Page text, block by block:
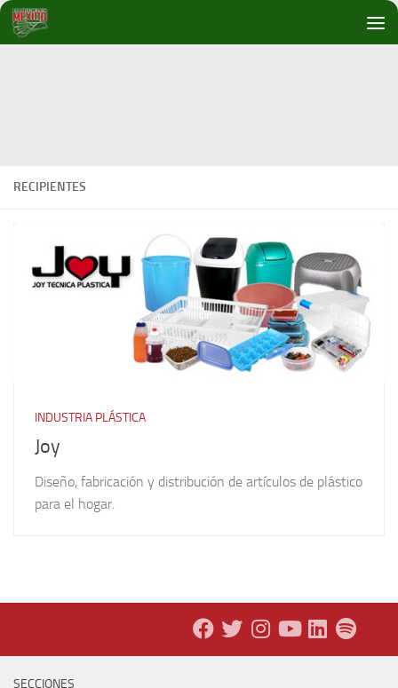
Debajo del contenido
RECIPIENTES
INDUSTRIA PLÁSTICA
Joy
Diseño, fabricación y distribución de artículos de plástico
para el hogar.
SECCIONES